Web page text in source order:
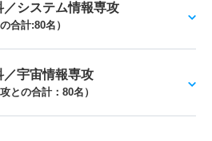
システム情報専攻
合計:80名）
／宇宙情報専攻
との合計：80名）